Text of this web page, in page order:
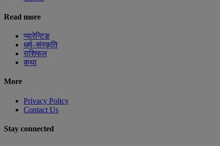
Read more
प्यारेन्टिङ
धर्म–संस्कृति
राशिफल
कथा
More
Privacy Policy
Contact Us
Stay connected